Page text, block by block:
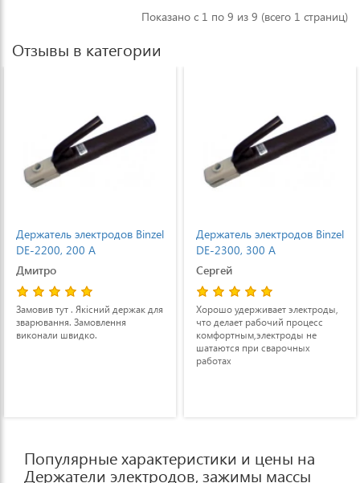
Показано с 1 по 9 из 9 (всего 1 страниц)
Отзывы в категории
Держатель электродов Binzel
DE-2200, 200 А
Дмитро
Замовив тут . Якісний держак для
зварювання. Замовлення
виконали швидко.
Держатель электродов Binzel
DE-2300, 300 A
Сергей
Хорошо удерживает электроды,
что делает рабочий процесс
комфортным,электроды не
шатаются при сварочных
работах
Популярные характеристики и цены на
Держатели электродов, зажимы массы